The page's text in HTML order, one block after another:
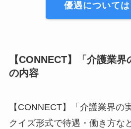
優遇について
【CONNECT】「介護業界
の内容
【CONNECT】「介護業界の
クイズ形式で待遇・働き方な